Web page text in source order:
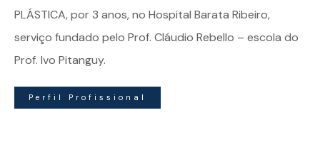
PLÁSTICA, por 3 anos, no Hospital Barata Ribeiro,
serviço fundado pelo Prof. Cláudio Rebello – escola do
Prof. Ivo Pitanguy.
Perfil Profissional